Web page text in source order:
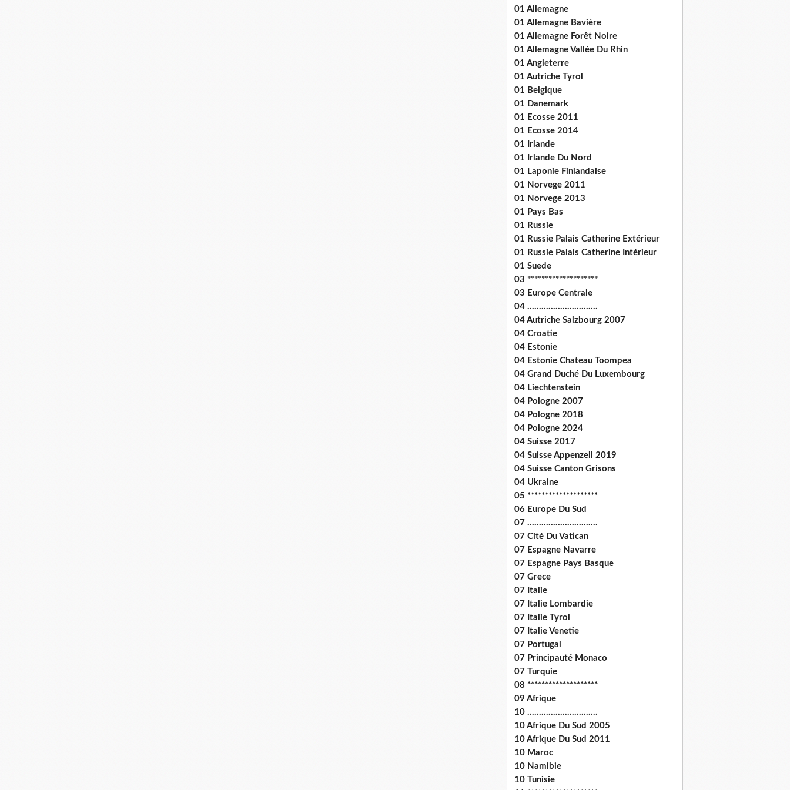
01 Allemagne
01 Allemagne Bavière
01 Allemagne Forêt Noire
01 Allemagne Vallée Du Rhin
01 Angleterre
01 Autriche Tyrol
01 Belgique
01 Danemark
01 Ecosse 2011
01 Ecosse 2014
01 Irlande
01 Irlande Du Nord
01 Laponie Finlandaise
01 Norvege 2011
01 Norvege 2013
01 Pays Bas
01 Russie
01 Russie Palais Catherine Extérieur
01 Russie Palais Catherine Intérieur
01 Suede
03 ********************
03 Europe Centrale
04 ..............................
04 Autriche Salzbourg 2007
04 Croatie
04 Estonie
04 Estonie Chateau Toompea
04 Grand Duché Du Luxembourg
04 Liechtenstein
04 Pologne 2007
04 Pologne 2018
04 Pologne 2024
04 Suisse 2017
04 Suisse Appenzell 2019
04 Suisse Canton Grisons
04 Ukraine
05 ********************
06 Europe Du Sud
07 ..............................
07 Cité Du Vatican
07 Espagne Navarre
07 Espagne Pays Basque
07 Grece
07 Italie
07 Italie Lombardie
07 Italie Tyrol
07 Italie Venetie
07 Portugal
07 Principauté Monaco
07 Turquie
08 ********************
09 Afrique
10 ..............................
10 Afrique Du Sud 2005
10 Afrique Du Sud 2011
10 Maroc
10 Namibie
10 Tunisie